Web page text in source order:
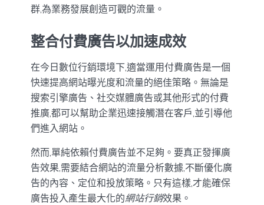
群,為業務發展創造可觀的流量。
整合付費廣告以加速成效
在今日數位行銷環境下,適當運用付費廣告是一個
快速提高網站曝光度和流量的絕佳策略。無論是
搜索引擎廣告、社交媒體廣告或其他形式的付費
推廣,都可以幫助企業迅速接觸潛在客戶,並引導他
們進入網站。
然而,單純依賴付費廣告並不足夠。要真正發揮廣
告效果,需要結合網站的流量分析數據,不斷優化廣
告的內容、定位和投放策略。只有這樣,才能確保
廣告投入產生最大化的網站行銷效果。